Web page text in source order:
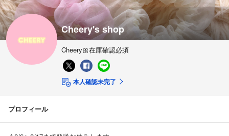
Cheery's shop
Cheery🎀在庫確認必須
本人確認未完了
プロフィール